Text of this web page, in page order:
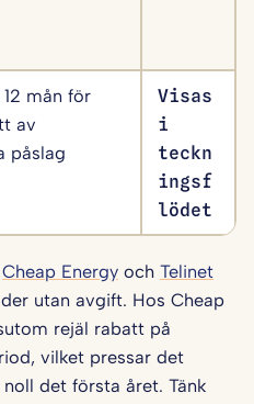
mån för
av
påslag
Visas
i
teckn
ingsf
lödet
Cheap Energy och Telinet
utan avgift. Hos Cheap
rejäl rabatt på
vilket pressar det
det första året. Tänk